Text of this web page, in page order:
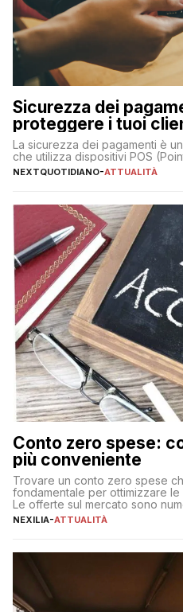
Sicurezza dei
proteggere i tuoi
La sicurezza dei pagamenti è
che utilizza dispositivi POS
NEXTQUOTIDIANO-ATTUALITÀ
Conto zero spese:
più conveniente
Trovare un conto zero spese
fondamentale per ottimizzare
Le offerte sul mercato sono
individuare quella più adatta
sul […]
NEXILIA-ATTUALITÀ